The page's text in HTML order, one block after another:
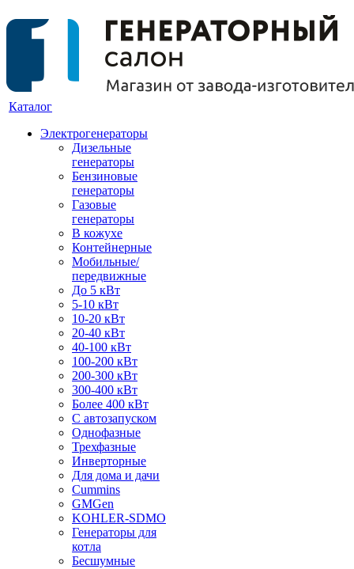
Каталог
Электрогенераторы
Дизельные
генераторы
Бензиновые
генераторы
Газовые
генераторы
В кожухе
Контейнерные
Мобильные/
передвижные
До 5 кВт
5-10 кВт
10-20 кВт
20-40 кВт
40-100 кВт
100-200 кВт
200-300 кВт
300-400 кВт
Более 400 кВт
С автозапуском
Однофазные
Трехфазные
Инверторные
Для дома и дачи
Cummins
GMGen
KOHLER-SDMO
Генераторы для
котла
Бесшумные